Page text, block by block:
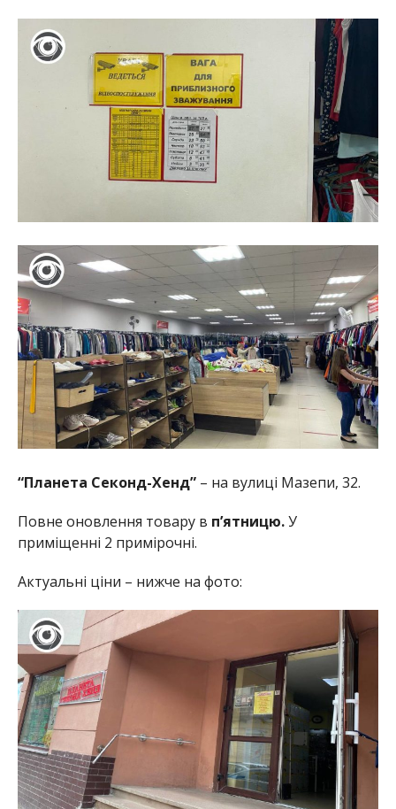
“Планета Секонд-Хенд”– на вулиці Мазепи, 32.
Повне оновлення товару в п’ятницю.У
приміщенні 2 примірочні.
Актуальні ціни – нижче на фото: